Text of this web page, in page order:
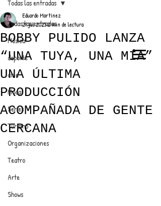
ANUNCIATE CON NOSOTROS
PARA MÁS INFORMACIÓN:
dinamicaseltrendytop@gmail.com
EL TRENDY TOP
CON EDDY MARTINEZ
Todas las entradas
Música
deporte
cine
Moda
Series
Turismo
Organizaciones
Teatro
Arte
Shows
Todas las entradas
BOBBY PULIDO LANZA
“UNA TUYA, UNA MÍA”
UNA ÚLTIMA
PRODUCCIÓN
ACOMPAÑADA DE GENTE
CERCANA
Eduardo Martínez
29 jul 20252 min de lectura